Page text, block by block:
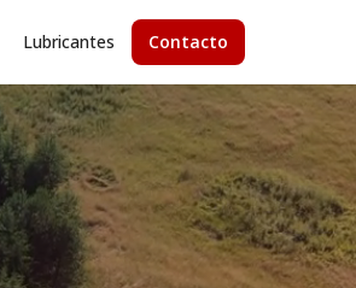
Lubricantes Contacto